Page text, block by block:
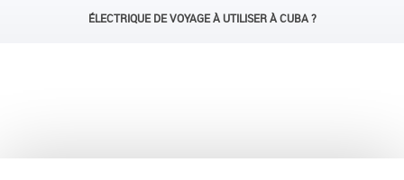
ÉLECTRIQUE DE VOYAGE À UTILISER À CUBA ?